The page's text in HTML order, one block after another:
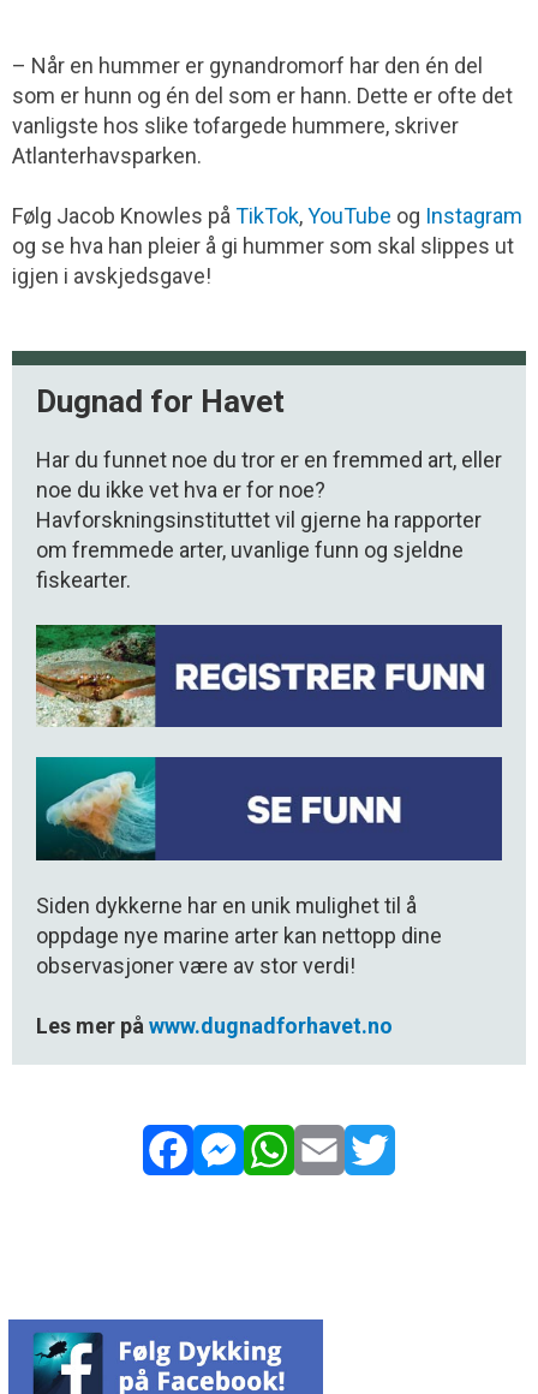
– Når en hummer er gynandromorf har den én del
som er hunn og én del som er hann. Dette er ofte det
vanligste hos slike tofargede hummere, skriver
Atlanterhavsparken.
Følg Jacob Knowles på TikTok,YouTube og Instagram
og se hva han pleier å gi hummer som skal slippes ut
igjen i avskjedsgave!
Dugnad for Havet
Har du funnet noe du tror er en fremmed art, eller
noe du ikke vet hva er for noe?
Havforskningsinstituttet vil gjerne ha rapporter
om fremmede arter, uvanlige funn og sjeldne
fiskearter.
Siden dykkerne har en unik mulighet til å
oppdage nye marine arter kan nettopp dine
observasjoner være av stor verdi!
Les mer på www.dugnadforhavet.no